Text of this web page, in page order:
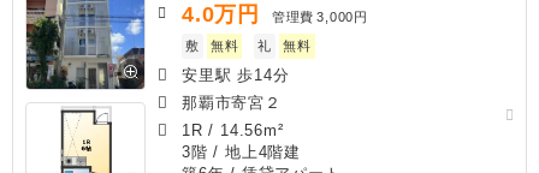
4.0万円 管理費 3,000円
敷
無料 礼 無料
安里駅 歩14分
那覇市寄宮２
1R / 14.56m²
3階 / 地上4階建